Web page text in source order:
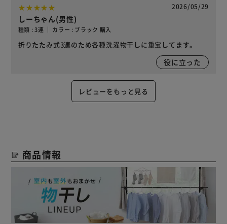
2026/05/29
しーちゃん(男性)
種類 : 3連 ｜ カラー : ブラック 購入
折りたたみ式3連のため各種洗濯物干しに重宝してます。
役に立った
レビューをもっと見る
商品情報